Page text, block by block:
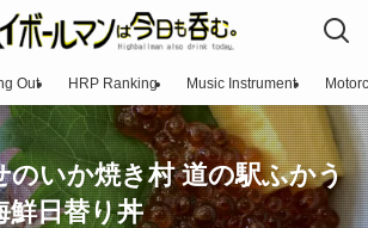
Out HRP Ranking Music Instrument
のいか焼き村 道の駅ふかう
鮮日替り丼